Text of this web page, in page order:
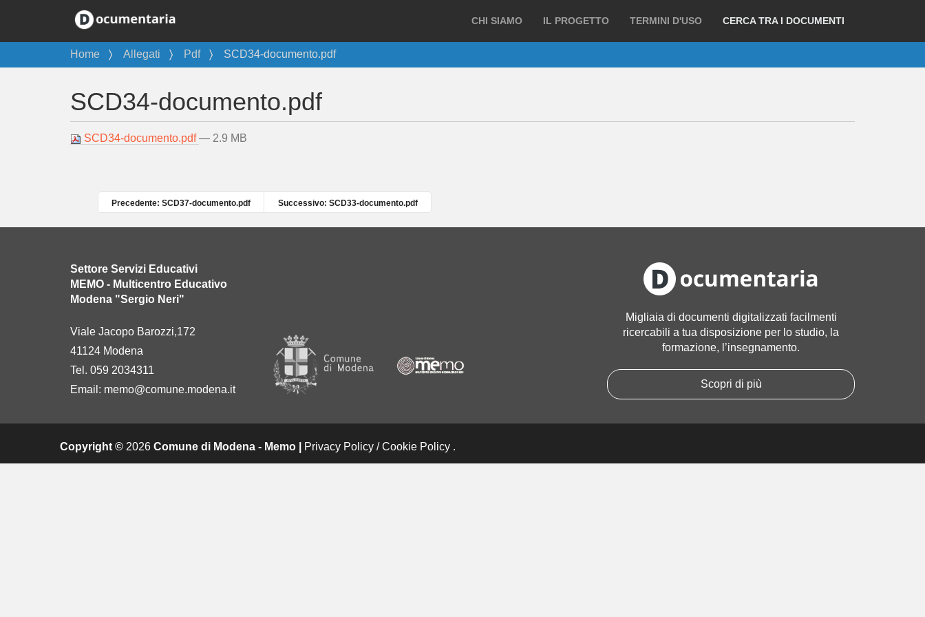
CHI SIAMO IL PROGETTO TERMINI D'USO CERCA TRA I DOCUMENTI
T
u
e
u
Home Allegati Pdf SCD34-documento.pdf
SCD34-documento.pdf
SCD34-documento.pdf— 2.9 MB
Precedente: SCD37-documento.pdf Successivo: SCD33-documento.pdf
Settore Servizi Educativi
MEMO - Multicentro Educativo
Modena "Sergio Neri"
Viale Jacopo Barozzi,172
41124 Modena
Tel. 059 2034311
Email: memo@comune.modena.it
Migliaia di documenti digitalizzati facilmenti
ricercabili a tua disposizione per lo studio, la
formazione, l’insegnamento.
Scopri di più
Copyright © 2026 Comune di Modena - Memo | Privacy Policy /Cookie Policy .